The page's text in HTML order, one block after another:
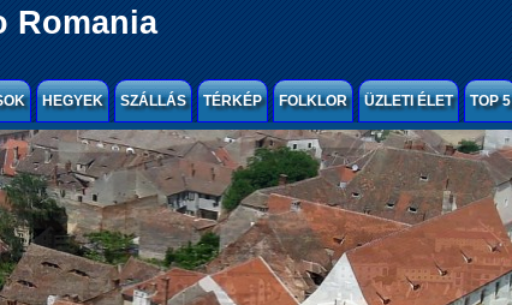
Romania
HEGYEK SZÁLLÁS TÉRKÉP FOLKLOR ÜZLETI ÉLET TOP 5